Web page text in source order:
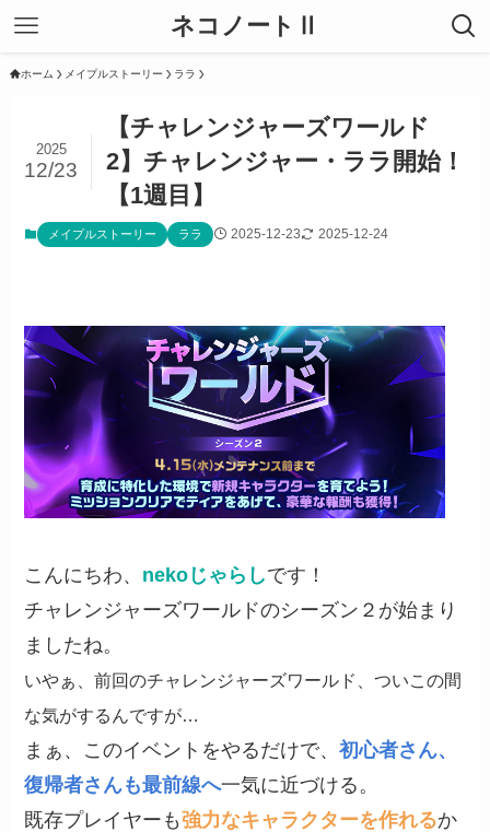
ネコノートⅡ
ホーム メイプルストーリー ララ
【チャレンジャーズワールド
2】チャレンジャー・ララ開始！
【1週目】
2025
12/23
メイプルストーリー ララ 2025-12-23 2025-12-24
こんにちわ、 nekoじゃらしです！
チャレンジャーズワールドのシーズン２が始まり
ましたね。
いやぁ、前回のチャレンジャーズワールド、ついこの間
な気がするんですが…
まぁ、このイベントをやるだけで、初心者さん、
復帰者さんも最前線へ一気に近づける。
既存プレイヤーも強力なキャラクターを作れるか